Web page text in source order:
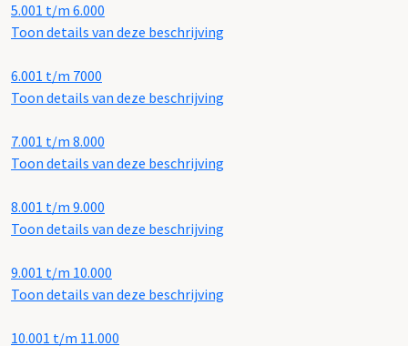
5.001 t/m 6.000
Toon details van deze beschrijving
6.001 t/m 7000
Toon details van deze beschrijving
7.001 t/m 8.000
Toon details van deze beschrijving
8.001 t/m 9.000
Toon details van deze beschrijving
9.001 t/m 10.000
Toon details van deze beschrijving
10.001 t/m 11.000